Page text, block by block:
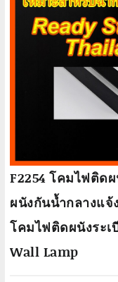
F2254 โคมไฟติด
ผนังกันน้ำกลางแจ้
โคมไฟติดผนังระ
Wall Lamp